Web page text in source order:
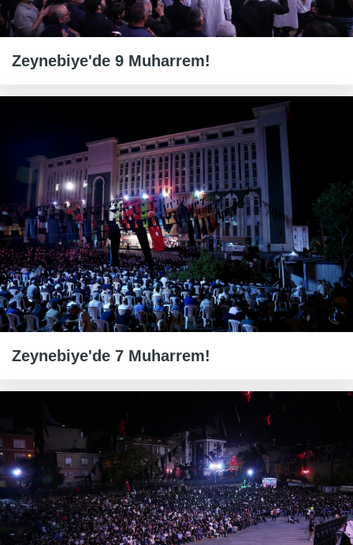
Zeynebiye'de 9 Muharrem!
Zeynebiye'de 7 Muharrem!